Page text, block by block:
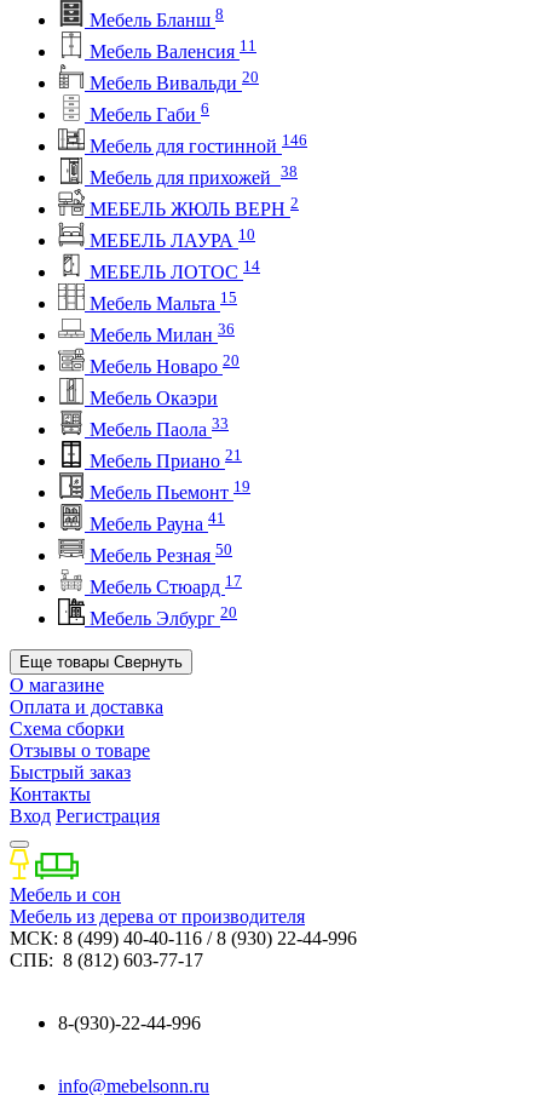
Мебель Бланш 8
Мебель Валенсия 11
Мебель Вивальди 20
Мебель Габи 6
Мебель для гостинной 146
Мебель для прихожей 38
МЕБЕЛЬ ЖЮЛЬ ВЕРН 2
МЕБЕЛЬ ЛАУРА 10
МЕБЕЛЬ ЛОТОС 14
Мебель Мальта 15
Мебель Милан 36
Мебель Новаро 20
Мебель Окаэри
Мебель Паола 33
Мебель Приано 21
Мебель Пьемонт 19
Мебель Рауна 41
Мебель Резная 50
Мебель Стюард 17
Мебель Элбург 20
Еще товары Свернуть
О магазине
Оплата и доставка
Схема сборки
Отзывы о товаре
Быстрый заказ
Контакты
Вход Регистрация
Мебель и сон
Мебель из дерева от производителя
МСК: 8 (499) 40-40-116 / 8 (930) 22-44-996
СПБ: 8 (812) 603-77-17
8-(930)-22-44-996
info@mebelsonn.ru